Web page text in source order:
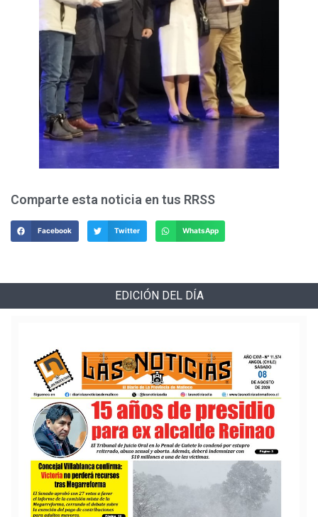
Comparte esta noticia en tus RRSS
Facebook Twitter WhatsApp
EDICIÓN DEL DÍA